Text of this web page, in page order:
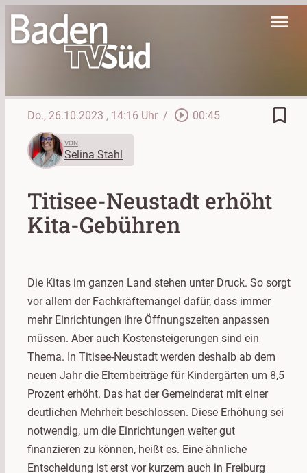
menu
Do., 26.10.2023 , 14:16 Uhr / play_circle_outline 00:45 bookmark_border
VON
Selina Stahl
Titisee-Neustadt erhöht
Kita-Gebühren
Die Kitas im ganzen Land stehen unter Druck. So sorgt
vor allem der Fachkräftemangel dafür, dass immer
mehr Einrichtungen ihre Öffnungszeiten anpassen
müssen. Aber auch Kostensteigerungen sind ein
Thema. In Titisee-Neustadt werden deshalb ab dem
neuen Jahr die Elternbeiträge für Kindergärten um 8,5
Prozent erhöht. Das hat der Gemeinderat mit einer
deutlichen Mehrheit beschlossen. Diese Erhöhung sei
notwendig, um die Einrichtungen weiter gut
finanzieren zu können, heißt es. Eine ähnliche
Entscheidung ist erst vor kurzem auch in Freiburg